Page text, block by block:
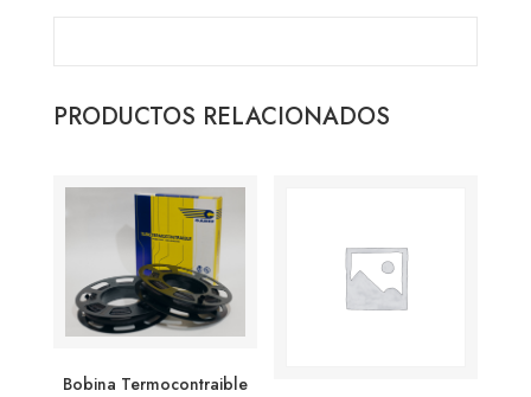
PRODUCTOS RELACIONADOS
Bobina Termocontraible